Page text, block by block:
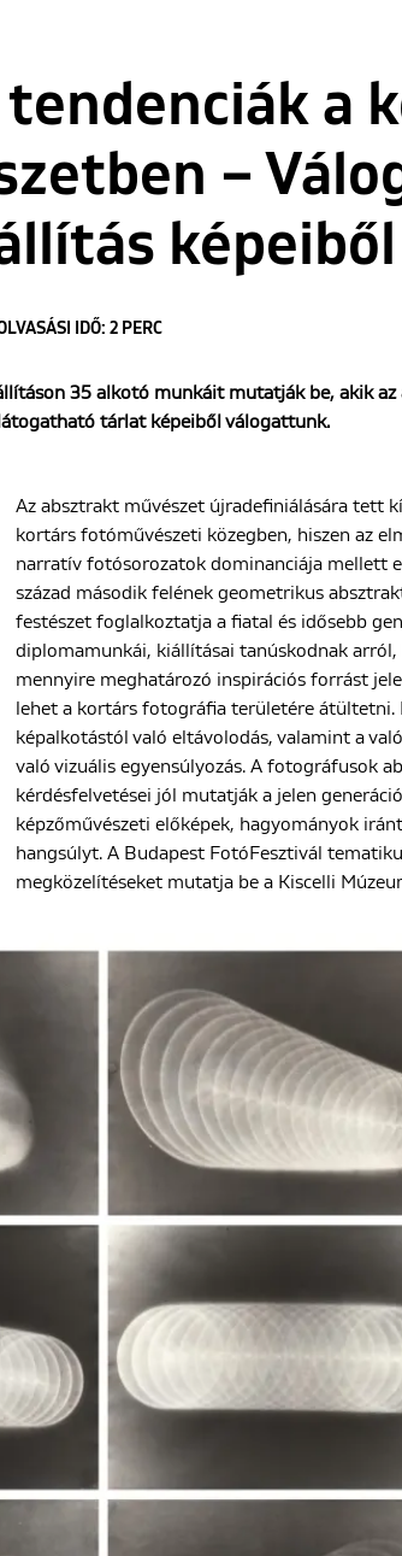
a
–
képeiből
IDŐ: 2 PERC
35 alkotó munkáit mutatják be, akik
tárlat képeiből válogattunk.
Az absztrakt művészet újradefiniálására tett
kortárs fotóművészeti közegben, hiszen az
narratív fotósorozatok dominanciája mellett
század második felének geometrikus
festészet foglalkoztatja a fiatal és idősebb
diplomamunkái, kiállításai tanúskodnak
mennyire meghatározó inspirációs forrást
lehet a kortárs fotográfia területére
képalkotástól való eltávolodás, valamint a
való vizuális egyensúlyozás. A fotográfusok
kérdésfelvetései jól mutatják a jelen
képzőművészeti előképek, hagyományok
hangsúlyt. A Budapest FotóFesztivál
megközelítéseket mutatja be a Kiscelli